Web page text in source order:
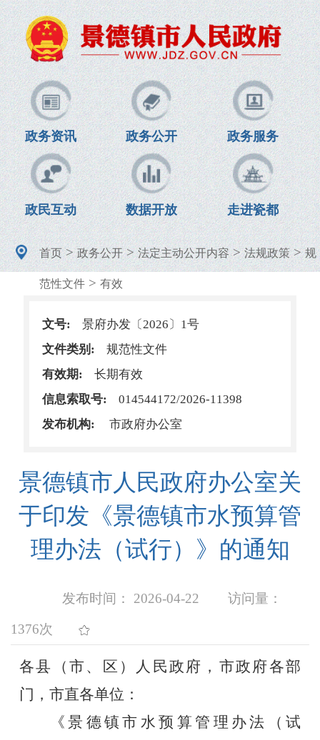
政务资讯 政务公开 政务服务
政民互动 数据开放 走进瓷都
首页>政务公开>法定主动公开内容>法规政策>规
范性文件> 有效
文号:
景府办发〔2026〕1号
文件类别:
规范性文件
有效期:
长期有效
信息索取号:
014544172/2026-11398
发布机构:
市政府办公室
景德镇市人民政府办公室关
于印发《景德镇市水预算管
理办法（试行）》的通知
发布时间： 2026-04-22 访问量：
1376次
各县（市、区）人民政府，市政府各部
门，市直各单位：
《景德镇市水预算管理办法（试